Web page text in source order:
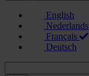
English
Nederlands
Français
Deutsch